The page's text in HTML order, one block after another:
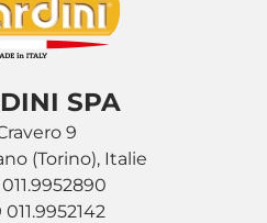
SPA
9
(Torino), Italie
011.9952142